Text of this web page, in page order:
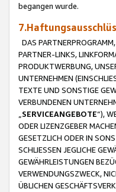
begangen wurde.
DAS
PARTNER-LINKS,
PRODUKTWERBUNG,
UNTERNEHMEN
TEXTE UND SONSTIGE
VERBUNDENEN
SERVICEANGEBOTE“),
ODER LIZENZGEBER
GESETZLICH ODER IN
SCHLIESSEN JEGLICHE
GEWÄHRLEISTUNGEN
VERWENDUNGSZWECK,
ÜBLICHEN